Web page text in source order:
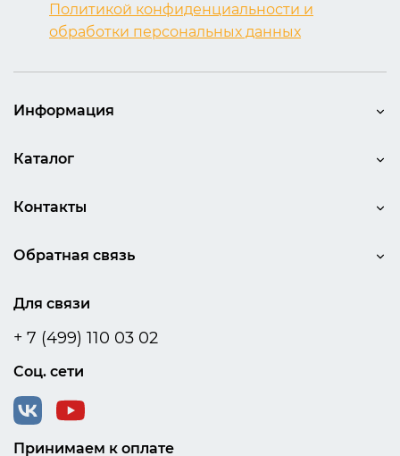
Политикой конфиденциальности и
обработки персональных данных
Информация
Каталог
Контакты
Для связи
+ 7 (499) 110 03 02
Соц. сети
Обратная связь
Принимаем к оплате